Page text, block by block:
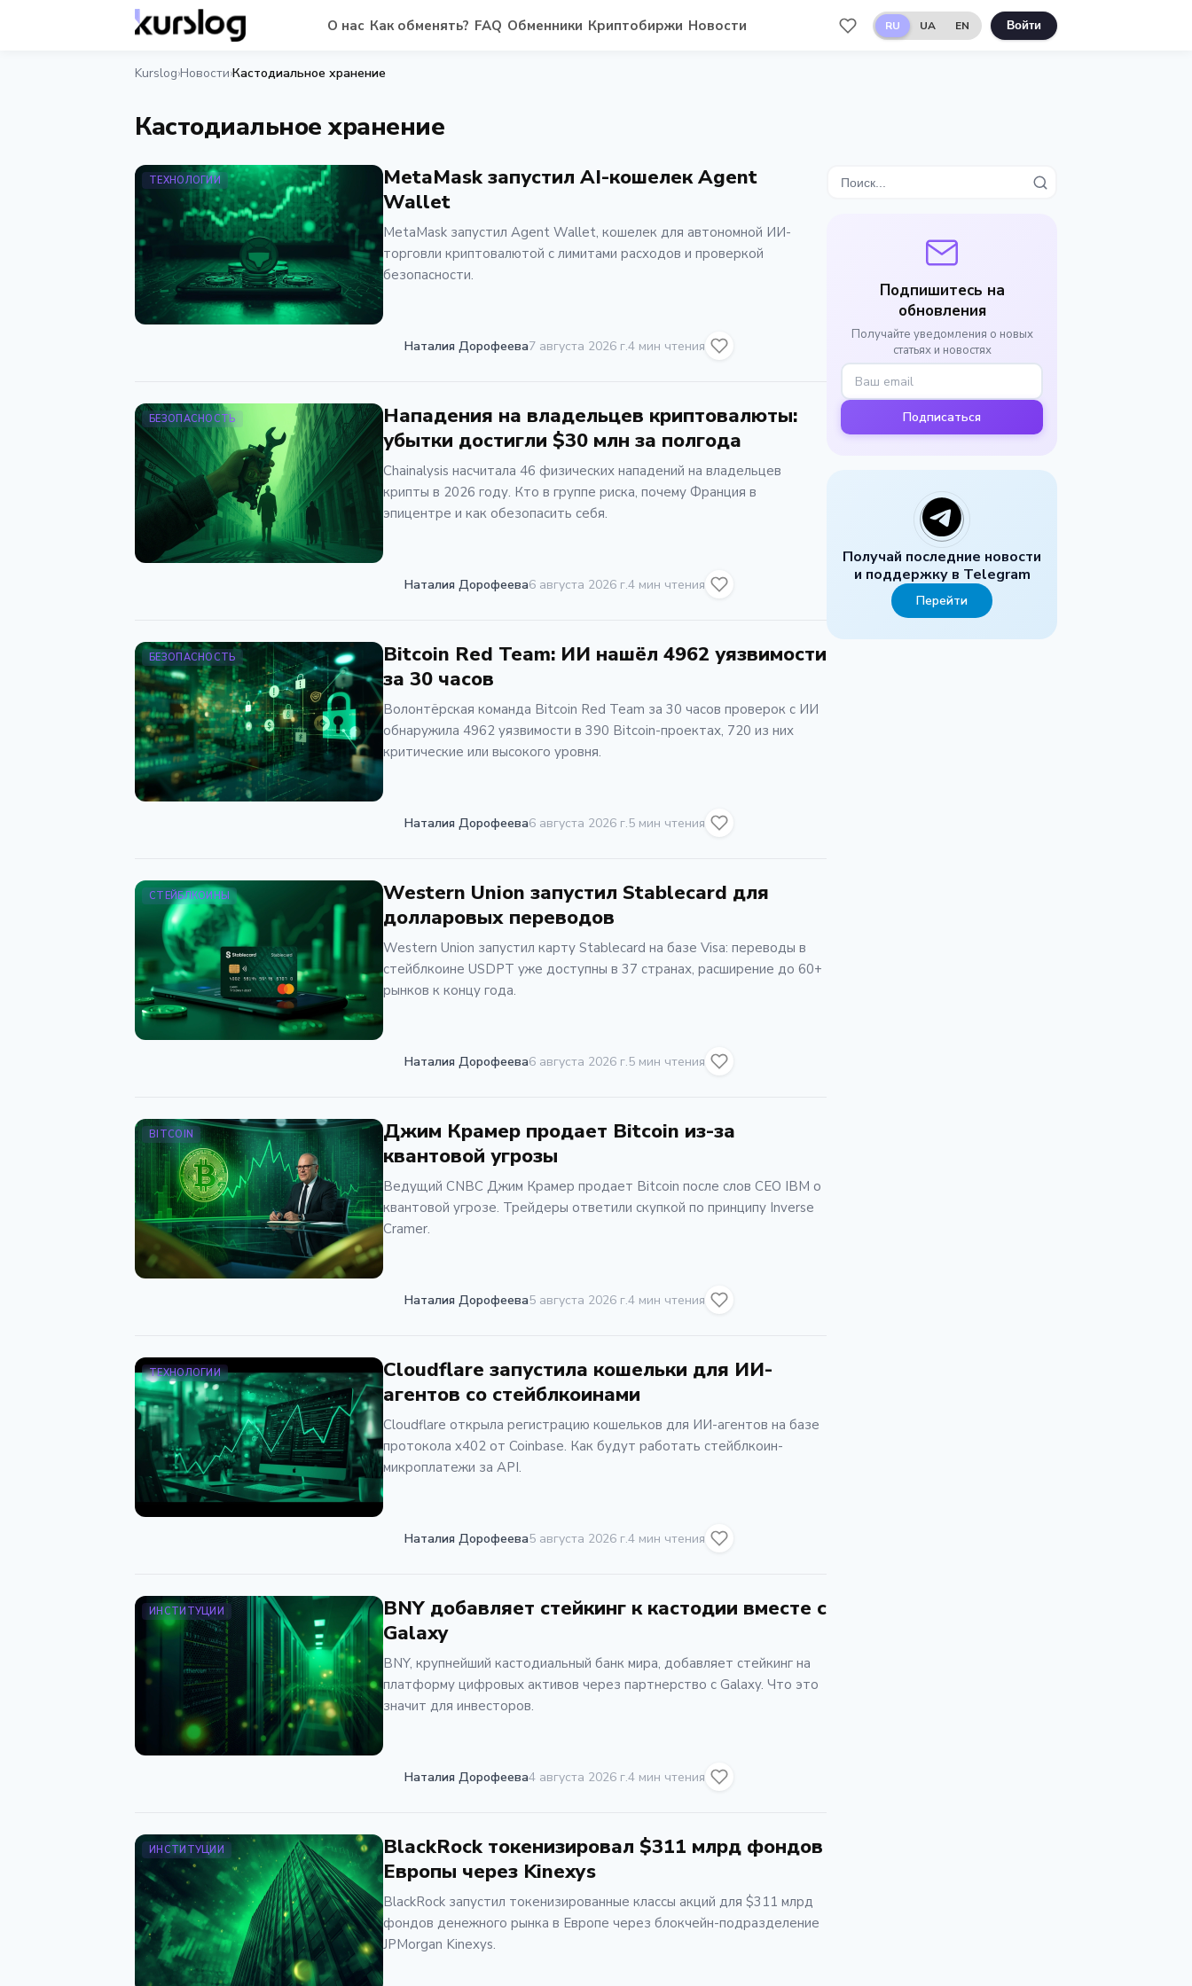
О нас Как обменять? FAQ Обменники Криптобиржи Новости RU UA EN Войти
Kurslog›Новости›Кастодиальное хранение
Кастодиальное хранение
ТЕХНОЛОГИИ
MetaMask запустил AI-кошелек Agent
Wallet
MetaMask запустил Agent Wallet, кошелек для автономной ИИ-
торговли криптовалютой с лимитами расходов и проверкой
безопасности.
Наталия Дорофеева7 августа 2026 г.4 мин чтения
БЕЗОПАСНОСТЬ
Нападения на владельцев криптовалюты:
убытки достигли $30 млн за полгода
Chainalysis насчитала 46 физических нападений на владельцев
крипты в 2026 году. Кто в группе риска, почему Франция в
эпицентре и как обезопасить себя.
Наталия Дорофеева6 августа 2026 г.4 мин чтения
БЕЗОПАСНОСТЬ
Bitcoin Red Team: ИИ нашёл 4962 уязвимости
за 30 часов
Волонтёрская команда Bitcoin Red Team за 30 часов проверок с ИИ
обнаружила 4962 уязвимости в 390 Bitcoin-проектах, 720 из них
критические или высокого уровня.
Наталия Дорофеева6 августа 2026 г.5 мин чтения
СТЕЙБЛКОИНЫ
Western Union запустил Stablecard для
долларовых переводов
Western Union запустил карту Stablecard на базе Visa: переводы в
стейблкоине USDPT уже доступны в 37 странах, расширение до 60+
рынков к концу года.
Наталия Дорофеева6 августа 2026 г.5 мин чтения
BITCOIN
Джим Крамер продает Bitcoin из-за
квантовой угрозы
Ведущий CNBC Джим Крамер продает Bitcoin после слов CEO IBM о
квантовой угрозе. Трейдеры ответили скупкой по принципу Inverse
Cramer.
Наталия Дорофеева5 августа 2026 г.4 мин чтения
ТЕХНОЛОГИИ
Cloudflare запустила кошельки для ИИ-
агентов со стейблкоинами
Cloudflare открыла регистрацию кошельков для ИИ-агентов на базе
протокола x402 от Coinbase. Как будут работать стейблкоин-
микроплатежи за API.
Наталия Дорофеева5 августа 2026 г.4 мин чтения
ИНСТИТУЦИИ
BNY добавляет стейкинг к кастодии вместе с
Galaxy
BNY, крупнейший кастодиальный банк мира, добавляет стейкинг на
платформу цифровых активов через партнерство с Galaxy. Что это
значит для инвесторов.
Наталия Дорофеева4 августа 2026 г.4 мин чтения
ИНСТИТУЦИИ
BlackRock токенизировал $311 млрд фондов
Европы через Kinexys
BlackRock запустил токенизированные классы акций для $311 млрд
фондов денежного рынка в Европе через блокчейн-подразделение
JPMorgan Kinexys.
Подпишитесь на
обновления
Получайте уведомления о новых
статьях и новостях
Подписаться
Получай последние новости
и поддержку в Telegram
Перейти